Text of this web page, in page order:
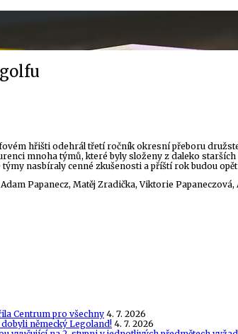
hřišti odehrál třetí ročník okresní přeboru
mnoha týmů, které byly složeny z daleko
nasbíraly cenné zkušenosti a příští rok budou
Papanecz, Matěj Zradička, Viktorie
Centrum pro všechny 4. 7. 2026
německý Legoland! 4. 7. 2026